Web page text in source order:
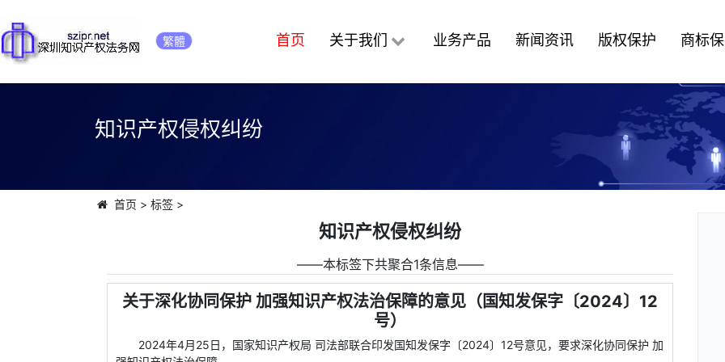
繁體 首页 关于我们 业务产品 新闻资讯 版权保护 商标
知识产权侵权纠纷
首页 > 标签>
知识产权侵权纠纷
――本标签下共聚合1条信息――
关于深化协同保护 加强知识产权法治保障的意见（国知发保字〔2024〕12
号）
2024年4月25日，国家知识产权局 司法部联合印发国知发保字〔2024〕12号意见，要求深化协同保护 加